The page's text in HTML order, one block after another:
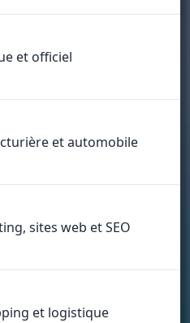
et oﬃciel
et automobile
sites web et SEO
et logistique